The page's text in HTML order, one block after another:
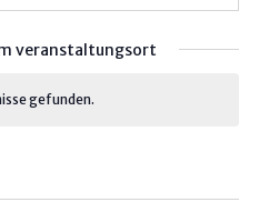
veranstaltungsort
gefunden.